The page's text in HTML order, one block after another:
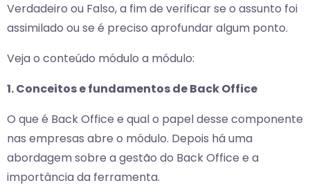
Verdadeiro ou Falso, a fim de verificar se o assunto foi
assimilado ou se é preciso aprofundar algum ponto.
Veja o conteúdo módulo a módulo:
1. Conceitos e fundamentos de Back Office
O que é Back Office e qual o papel desse componente
nas empresas abre o módulo. Depois há uma
abordagem sobre a gestão do Back Office e a
importância da ferramenta.